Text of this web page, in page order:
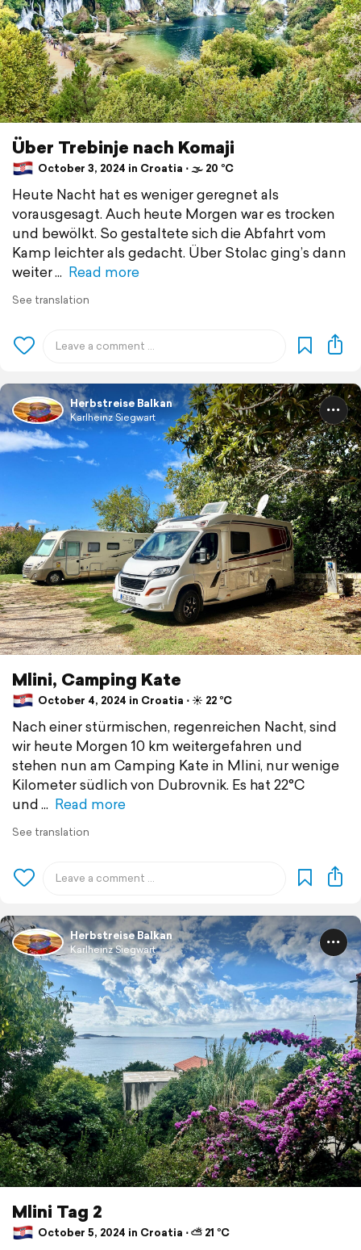
Über Trebinje nach Komaji
October 3, 2024 in Croatia ⋅ 🌫 20 °C
Heute Nacht hat es weniger geregnet als
vorausgesagt. Auch heute Morgen war es trocken
und bewölkt. So gestaltete sich die Abfahrt vom
Kamp leichter als gedacht. Über Stolac ging’s dann
weiter
Read more
See translation
Herbstreise Balkan
Karlheinz Siegwart
Mlini, Camping Kate
October 4, 2024 in Croatia ⋅ ☀️ 22 °C
Nach einer stürmischen, regenreichen Nacht, sind
wir heute Morgen 10 km weitergefahren und
stehen nun am Camping Kate in Mlini, nur wenige
Kilometer südlich von Dubrovnik. Es hat 22°C
und
Read more
See translation
Herbstreise Balkan
Karlheinz Siegwart
Mlini Tag 2
October 5, 2024 in Croatia ⋅ ⛅ 21 °C